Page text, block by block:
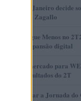
do Rio de Janeiro decide
de bens de Zagallo
da Pague Menos no
receita e expansão digital
do mercado para
os resultados do 2T
Potencializar a Jornada do